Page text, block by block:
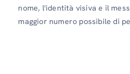
nome, l'identità visiva e il
maggior numero possibile di